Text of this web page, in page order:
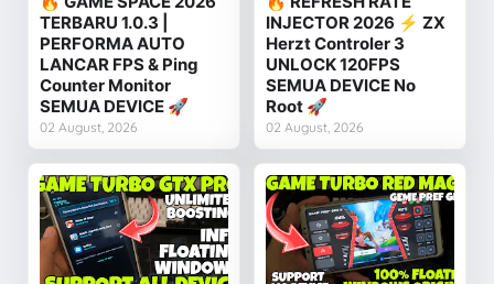
TERBARU 1.0.3 |
PERFORMA AUTO
LANCAR FPS & Ping
Counter Monitor
SEMUA DEVICE 🚀
02 August, 2026
INJECTOR 2026 ⚡ ZX
Herzt Controler 3
UNLOCK 120FPS
SEMUA DEVICE No
Root 🚀
02 August, 2026